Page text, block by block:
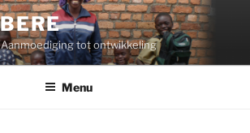
Aanmoediging tot ontwikkeling
Menu